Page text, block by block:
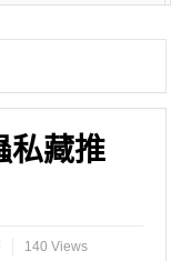
私藏推
140 Views